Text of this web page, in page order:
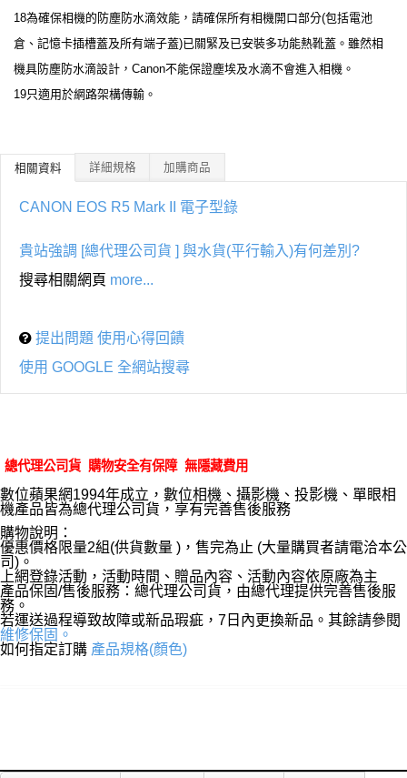
18為確保相機的防塵防水滴效能，請確保所有相機開口部分(包括電池
倉、記憶卡插槽蓋及所有端子蓋)已關緊及已安裝多功能熱靴蓋。雖然相
機具防塵防水滴設計，Canon不能保證塵埃及水滴不會進入相機。
19只適用於網路架構傳輸。
相關資料 詳細規格 加購商品
CANON EOS R5 Mark II 電子型錄
貴站強調 [總代理公司貨 ] 與水貨(平行輸入)有何差別?
搜尋相關網頁 more...
提出問題 使用心得回饋
使用 GOOGLE 全網站搜尋
總代理公司貨 購物安全有保障 無隱藏費用
數位蘋果網1994年成立，數位相機、攝影機、投影機、單眼相
機產品皆為總代理公司貨，享有完善售後服務
購物說明：
優惠價格限量2組(供貨數量 )，售完為止 (大量購買者請電洽本公
司)。
上網登錄活動，活動時間、贈品內容、活動內容依原廠為主
產品保固/售後服務：總代理公司貨，由總代理提供完善售後服
務。
若運送過程導致故障或新品瑕疵，7日內更換新品。其餘請參閱
維修保固。
如何指定訂購 產品規格(顏色)